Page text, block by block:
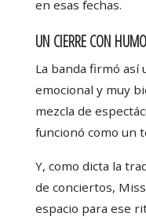
en esas fechas.
UN CIERRE CON
La banda firmó así
emocional y muy
mezcla de
funcionó como un
Y, como dicta la
de conciertos,
espacio para ese